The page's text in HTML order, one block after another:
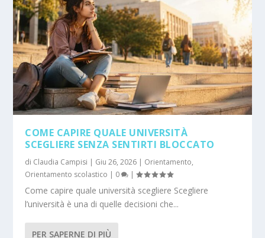
LAVORO CON STILE EVOLVE: ADOLESCENTI,
FUTURO E ORI...
COME CAPIRE QUALE UNIVERSITÀ
SCEGLIERE SENZA SENTIRTI BLOCCATO
di Claudia Campisi | Giu 26, 2026 | Orientamento,
Orientamento scolastico | 0 |
Come capire quale università scegliere Scegliere
l’università è una di quelle decisioni che...
PER SAPERNE DI PIÙ